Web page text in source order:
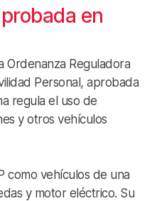
en
Ordenanza Reguladora
Personal, aprobada
regula el uso de
y otros vehículos
como vehículos de una
y motor eléctrico. Su